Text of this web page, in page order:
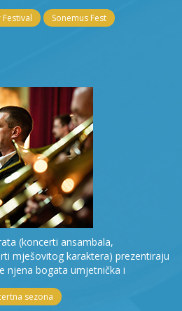
Sonemus Fest
(koncerti ansambala,
mješovitog karaktera) prezentiraju
njena bogata umjetnička i
sezona